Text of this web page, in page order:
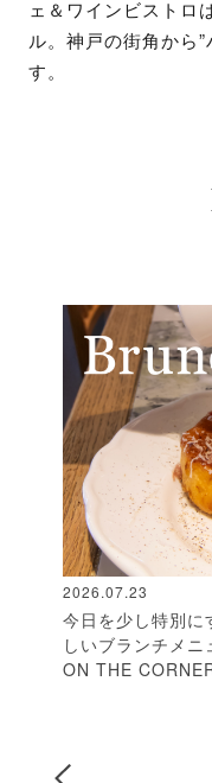
ェ＆ワインビストロ
ル。神戸の街角から
す。
2026.07.23
今日を少し特別に
しいブランチメ
ON THE